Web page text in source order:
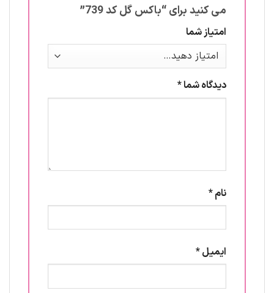
می کنید برای “باکس گل کد 739”
امتیاز شما
دیدگاه شما*
نام*
ایمیل*